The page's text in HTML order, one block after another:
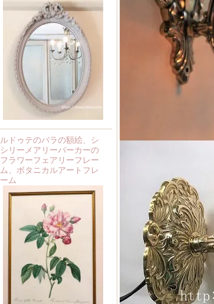
ルドゥテのバラの額絵、シ
シリーメアリーバーカーの
フラワーフェアリーフレー
ム、ボタニカルアートフレ
ーム